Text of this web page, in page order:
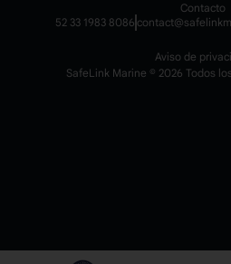
Contacto
52 33 1983 8086
Aviso de
SafeLink Marine © 2026 Todos